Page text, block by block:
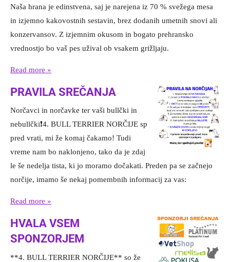
Naša hrana je edinstvena, saj je narejena iz 70 % svežega mesa
in izjemno kakovostnih sestavin, brez dodanih umetnih snovi ali
konzervansov. Z izjemnim okusom in bogato prehransko
vrednostjo bo vaš pes užival ob vsakem grižljaju.
Read more »
PRAVILA SREČANJA
Norčavci in norčavke ter vaši bullčki in
nebullčki❗4. BULL TERRIER NORČIJE sp
pred vrati, mi že komaj čakamo! Tudi
vreme nam bo naklonjeno, tako da je zdaj
le še nedelja tista, ki jo moramo dočakati. Preden pa se začnejo
norčije, imamo še nekaj pomembnih informacij za vas:
Read more »
HVALA VSEM
SPONZORJEM
**4. BULL TERRIER NORČIJE** so že